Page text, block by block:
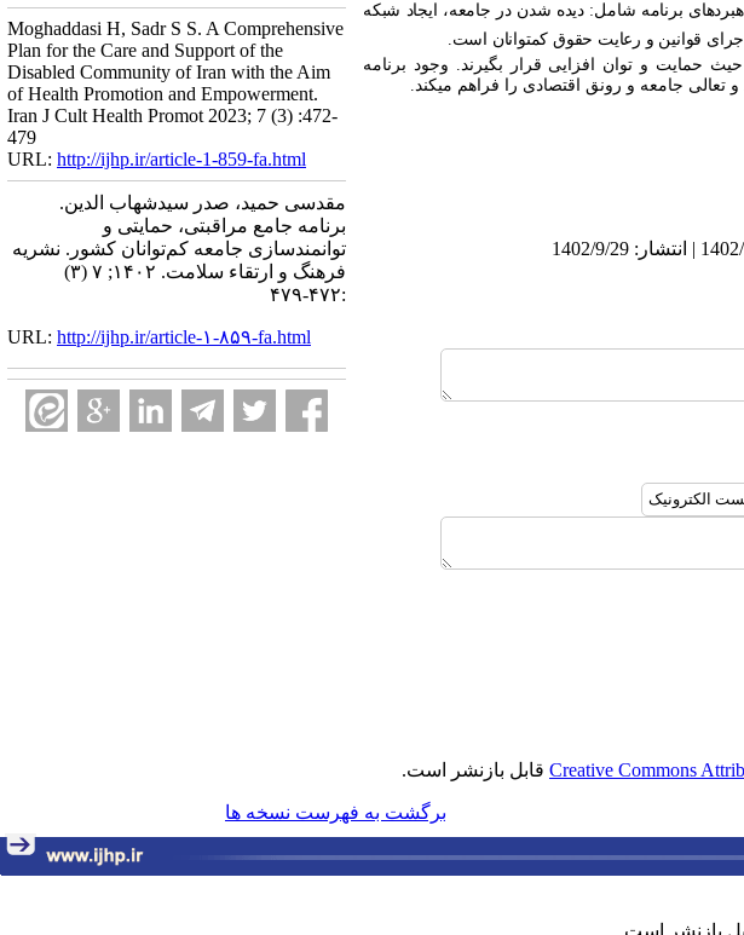
دیده شدن در جامعه، ایجاد شبکه
قوانین و رعایت حقوق کم­توانان است.
حمایت و توان افزایی قرار بگیرند. وجود برنامه
جامعه و رونق اقتصادی را فراهم می­کند.
Moghaddasi H, Sadr S S. A Comprehensive
Plan for the Care and Support of the
Disabled Community of Iran with the Aim
of Health Promotion and Empowerment.
Iran J Cult Health Promot 2023; 7 (3) :472-
479
URL: http://ijhp.ir/article-1-859-fa.html
مقدسی حمید، صدر سیدشهاب الدین.
برنامه جامع مراقبتی، حمایتی و
توانمندسازی جامعه کم‌توانان کشور. نشريه
فرهنگ و ارتقاء سلامت. ۱۴۰۲; ۷ (۳)
:۴۷۲-۴۷۹
URL: http://ijhp.ir/article-۱-۸۵۹-fa.html
Creative Commons قابل بازنشر است.
برگشت به فهرست نسخه ها
بازنشر است.